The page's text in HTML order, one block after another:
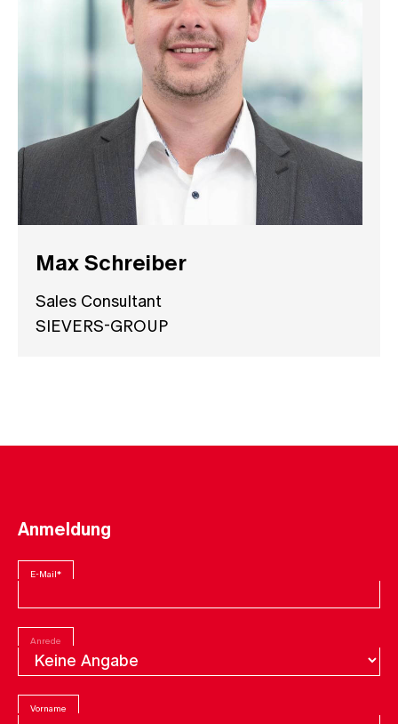
Max Schreiber
Sales Consultant
SIEVERS-GROUP
Anmeldung
E-Mail*
Anrede
Vorname